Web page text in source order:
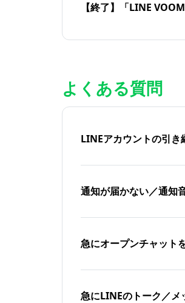
【終了】「LINE
よくある質問
LINEアカウントの引き
通知が届かない／通知
急にオープンチャット
急にLINEのトーク／メ